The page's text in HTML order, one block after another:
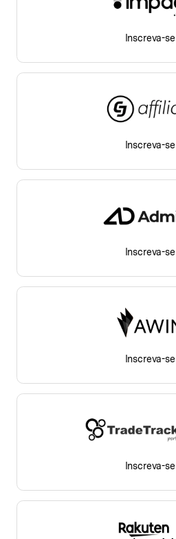
Inscreva-
Inscreva-
Inscreva-
Inscreva-
Inscreva-